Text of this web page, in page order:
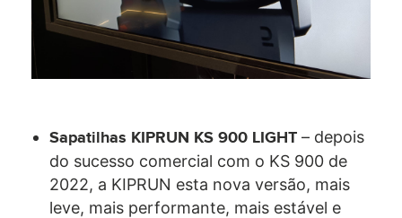
Sapatilhas KIPRUN KS 900 LIGHT – depois
do sucesso comercial com o KS 900 de
2022, a KIPRUN esta nova versão, mais
leve, mais performante, mais estável e